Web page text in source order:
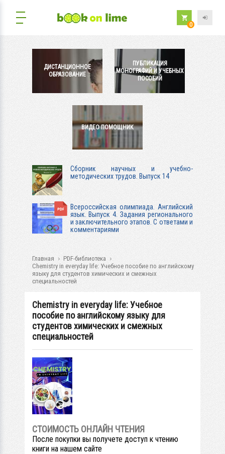
0
ДИСТАНЦИОННОЕ
ОБРАЗОВАНИЕ
ПУБЛИКАЦИЯ
МОНОГРАФИЙ И УЧЕБНЫХ
ПОСОБИЙ
ВИДЕО ПОМОЩНИК
Сборник научных и учебно-
методических трудов. Выпуск 14
Всероссийская олимпиада. Английский
язык. Выпуск 4. Задания регионального
и заключительного этапов. С ответами и
комментариями
Главная
PDF-библиотека
Chemistry in everyday life: Учебное пособие по английскому
языку для студентов химических и смежных
специальностей
Chemistry in everyday life: Учебное
пособие по английскому языку для
студентов химических и смежных
специальностей
СТОИМОСТЬ ОНЛАЙН ЧТЕНИЯ
После покупки вы получете доступ к чтению
книги на нашем сайте